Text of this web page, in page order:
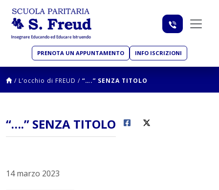
PRENOTA UN APPUNTAMENTO INFO ISCRIZIONI
/ L’occhio di FREUD / “….” SENZA TITOLO
“….” SENZA TITOLO
14 marzo 2023